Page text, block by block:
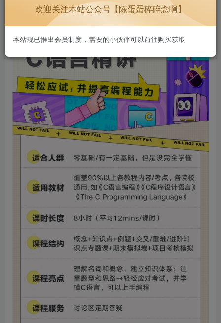
欢迎关注本站公众号【陈蛋蛋碎碎念啊】
本站现已推出会员制度，需要的小伙伴可以前往购买获取